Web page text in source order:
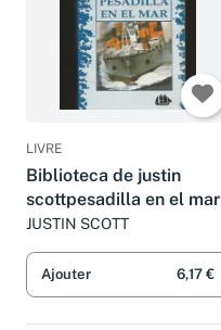
LIVRE
Biblioteca de justin
scottpesadilla en el mar
JUSTIN SCOTT
Ajouter 6,17 €